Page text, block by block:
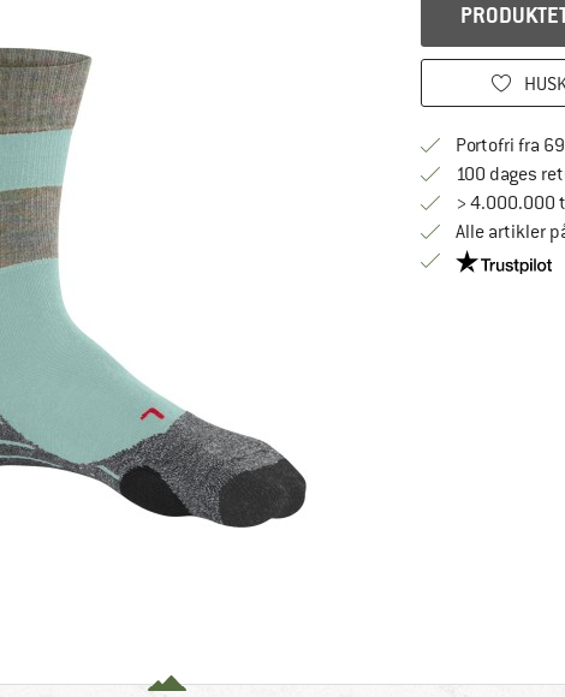
Portofri fra
100 dages
> 4.000.000
Alle artikler